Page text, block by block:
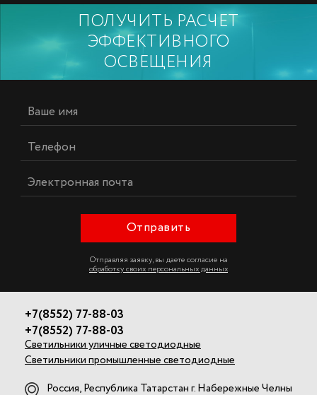
ПОЛУЧИТЬ РАСЧЕТ
ЭФФЕКТИВНОГО
ОСВЕЩЕНИЯ
Отправить
Отправляя заявку, вы даете согласие на
обработку своих персональных данных
+7(8552) 77-88-03
+7(8552) 77-88-03
Светильники уличные светодиодные
Светильники промышленные светодиодные
Россия, Республика Татарстан г. Набережные Челны